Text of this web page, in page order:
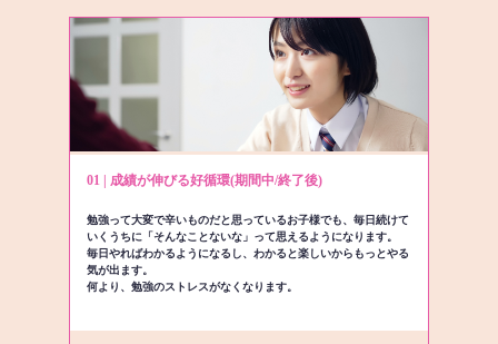
01 | 成績が伸びる好循環(期間中/終了後)
勉強って大変で辛いものだと思っているお子様でも、毎日続けて
いくうちに「そんなことないな」って思えるようになります。
毎日やればわかるようになるし、わかると楽しいからもっとやる
気が出ます。
何より、勉強のストレスがなくなります。